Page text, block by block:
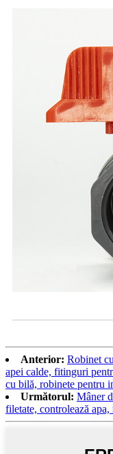
Anterior: Robinet
apei calde, fitinguri
cu bilă, robinete pentru
Următorul: Mâner
filetate, controlează